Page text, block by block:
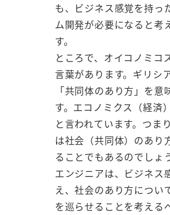
も、ビジネス感覚を持っ
ム開発が必要になると考
す。
ところで、オイコノミコ
言葉があります。ギリシ
「共同体のあり方」を意
す。エコノミクス（経済
と言われています。つま
は社会（共同体）のあり
ることでもあるのでしょう
エンジニアは、ビジネス
え、社会のあり方につい
を巡らせることを考える